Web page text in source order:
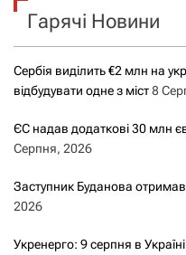
Гарячі Новини
Сербія виділить €2 млн на
відбудувати одне з міст8
ЄС надав додаткові 30 млн
Серпня, 2026
Заступник Буданова
2026
Укренерго: 9 серпня в